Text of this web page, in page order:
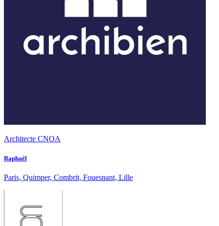
Architecte CNOA
Raphaël
Paris, Quimper, Combrit, Fouesnant, Lille